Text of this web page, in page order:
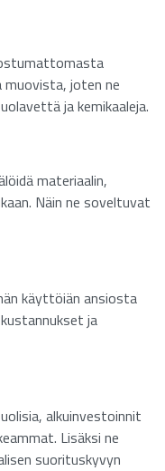
joten ne
ja kemikaaleja.
materiaalin,
Näin ne soveltuvat
käyttöiän ansiosta
ja
alkuinvestoinnit
Lisäksi ne
suorituskyvyn